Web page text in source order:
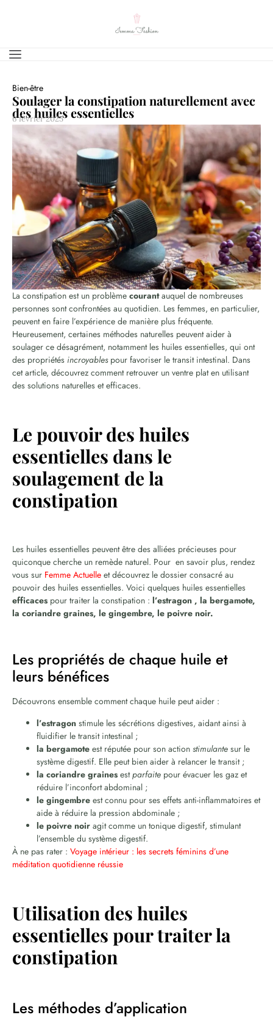
Bien-être
Soulager la constipation naturellement avec
des huiles essentielles
6 février 2025
La constipation est un problème courantauquel de nombreuses
personnes sont confrontées au quotidien. Les femmes, en particulier,
peuvent en faire l’expérience de manière plus fréquente.
Heureusement, certaines méthodes naturelles peuvent aider à
soulager ce désagrément, notamment les huiles essentielles, qui ont
des propriétés incroyablespour favoriser le transit intestinal. Dans
cet article, découvrez comment retrouver un ventre plat en utilisant
des solutions naturelles et efficaces.
Le pouvoir des huiles
essentielles dans le
soulagement de la
constipation
Les huiles essentielles peuvent être des alliées précieuses pour
quiconque cherche un remède naturel. Pour en savoir plus, rendez
vous sur Femme Actuelle et découvrez le dossier consacré au
pouvoir des huiles essentielles. Voici quelques huiles essentielles
efficaces pour traiter la constipation : l’estragon , la bergamote,
la coriandre graines, le gingembre, le poivre noir.
Les propriétés de chaque huile et
leurs bénéfices
Découvrons ensemble comment chaque huile peut aider :
l’estragon stimule les sécrétions digestives, aidant ainsi à
fluidifier le transit intestinal ;
la bergamote est réputée pour son action stimulante sur le
système digestif. Elle peut bien aider à relancer le transit ;
la coriandre graines estparfaite pour évacuer les gaz et
réduire l’inconfort abdominal ;
le gingembre est connu pour ses effets anti-inflammatoires et
aide à réduire la pression abdominale ;
le poivre noir agit comme un tonique digestif, stimulant
l’ensemble du système digestif.
À ne pas rater : Voyage intérieur : les secrets féminins d’une
méditation quotidienne réussie
Utilisation des huiles
essentielles pour traiter la
constipation
Les méthodes d’application